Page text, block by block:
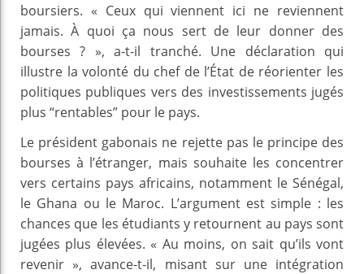
boursiers. « Ceux qui viennent ici ne reviennent
jamais. À quoi ça nous sert de leur donner des
bourses ? », a-t-il tranché. Une déclaration qui
illustre la volonté du chef de l’État de réorienter les
politiques publiques vers des investissements jugés
plus “rentables” pour le pays.
Le président gabonais ne rejette pas le principe des
bourses à l’étranger, mais souhaite les concentrer
vers certains pays africains, notamment le Sénégal,
le Ghana ou le Maroc. L’argument est simple : les
chances que les étudiants y retournent au pays sont
jugées plus élevées. « Au moins, on sait qu’ils vont
revenir », avance-t-il, misant sur une intégration